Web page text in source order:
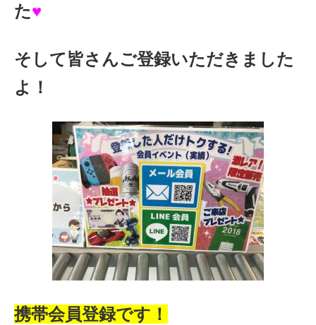
た♥
そして皆さんご登録いただきました
よ！
携帯会員登録です！